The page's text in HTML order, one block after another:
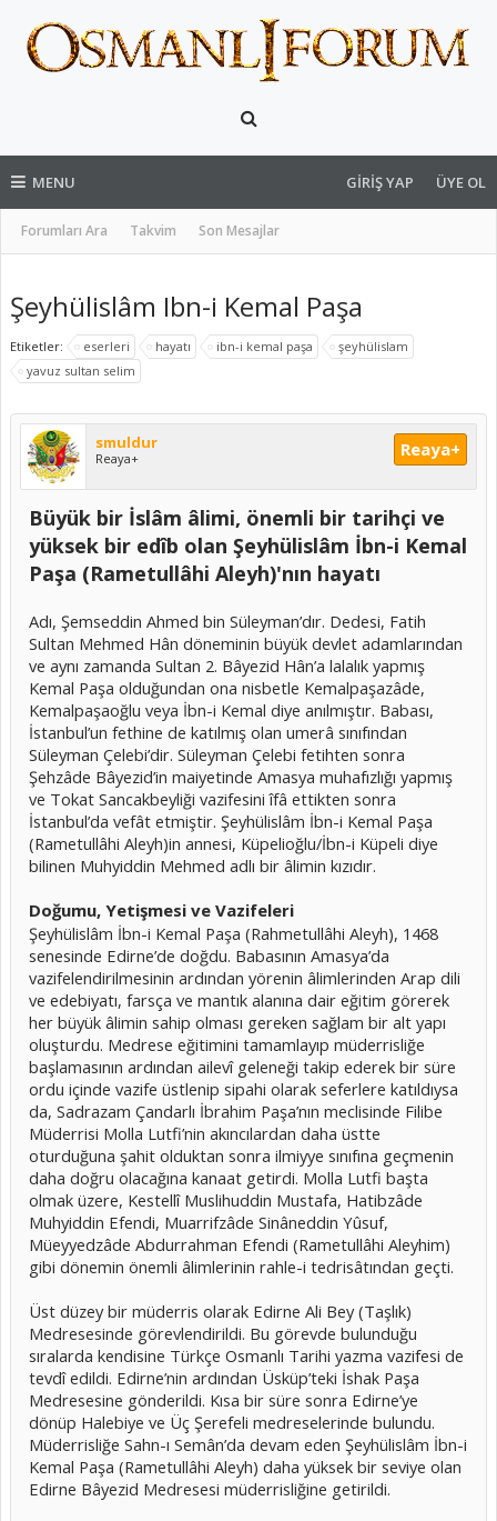
MENU
Forumları Ara Takvim Son Mesajlar
GIRIŞ YAP ÜYE OL
Şeyhülislâm Ibn-i Kemal Paşa
Etiketler: eserleri hayatı ibn-i kemal paşa
şeyhülislam
yavuz sultan selim
smuldur
Reaya+ Reaya+
Büyük bir İslâm âlimi, önemli bir tarihçi ve
yüksek bir edîb olan Şeyhülislâm İbn-i Kemal
Paşa (Rametullâhi Aleyh)'nın hayatı
Adı, Şemseddin Ahmed bin Süleyman’dır. Dedesi, Fatih
Sultan Mehmed Hân döneminin büyük devlet adamlarından
ve aynı zamanda Sultan 2. Bâyezid Hân’a lalalık yapmış
Kemal Paşa olduğundan ona nisbetle Kemalpaşazâde,
Kemalpaşaoğlu veya İbn-i Kemal diye anılmıştır. Babası,
İstanbul’un fethine de katılmış olan umerâ sınıfından
Süleyman Çelebi’dir. Süleyman Çelebi fetihten sonra
Şehzâde Bâyezid’in maiyetinde Amasya muhafızlığı yapmış
ve Tokat Sancakbeyliği vazifesini îfâ ettikten sonra
İstanbul’da vefât etmiştir. Şeyhülislâm İbn-i Kemal Paşa
(Rametullâhi Aleyh)in annesi, Küpelioğlu/İbn-i Küpeli diye
bilinen Muhyiddin Mehmed adlı bir âlimin kızıdır.
Doğumu, Yetişmesi ve Vazifeleri
Şeyhülislâm İbn-i Kemal Paşa (Rahmetullâhi Aleyh), 1468
senesinde Edirne’de doğdu. Babasının Amasya’da
vazifelendirilmesinin ardından yörenin âlimlerinden Arap dili
ve edebiyatı, farsça ve mantık alanına dair eğitim görerek
her büyük âlimin sahip olması gereken sağlam bir alt yapı
oluşturdu. Medrese eğitimini tamamlayıp müderrisliğe
başlamasının ardından ailevî geleneği takip ederek bir süre
ordu içinde vazife üstlenip sipahi olarak seferlere katıldıysa
da, Sadrazam Çandarlı İbrahim Paşa’nın meclisinde Filibe
Müderrisi Molla Lutfi’nin akıncılardan daha üstte
oturduğuna şahit olduktan sonra ilmiyye sınıfına geçmenin
daha doğru olacağına kanaat getirdi. Molla Lutfi başta
olmak üzere, Kestellî Muslihuddin Mustafa, Hatibzâde
Muhyiddin Efendi, Muarrifzâde Sinâneddin Yûsuf,
Müeyyedzâde Abdurrahman Efendi (Rametullâhi Aleyhim)
gibi dönemin önemli âlimlerinin rahle-i tedrisâtından geçti.
Üst düzey bir müderris olarak Edirne Ali Bey (Taşlık)
Medresesinde görevlendirildi. Bu görevde bulunduğu
sıralarda kendisine Türkçe Osmanlı Tarihi yazma vazifesi de
tevdî edildi. Edirne’nin ardından Üsküp’teki İshak Paşa
Medresesine gönderildi. Kısa bir süre sonra Edirne’ye
dönüp Halebiye ve Üç Şerefeli medreselerinde bulundu.
Müderrisliğe Sahn-ı Semân’da devam eden Şeyhülislâm İbn-i
Kemal Paşa (Rametullâhi Aleyh) daha yüksek bir seviye olan
Edirne Bâyezid Medresesi müderrisliğine getirildi.